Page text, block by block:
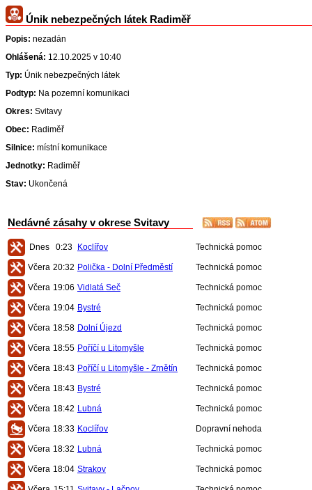
Únik nebezpečných látek Radiměř
Popis: nezadán
Ohlášená: 12.10.2025 v 10:40
Typ: Únik nebezpečných látek
Podtyp: Na pozemní komunikaci
Okres: Svitavy
Obec: Radiměř
Silnice: místní komunikace
Jednotky: Radiměř
Stav: Ukončená
Nedávné zásahy v okrese Svitavy
Dnes 0:23 Koclířov Technická pomoc
Včera 20:32 Polička - Dolní Předměstí Technická pomoc
Včera 19:06 Vidlatá Seč Technická pomoc
Včera 19:04 Bystré Technická pomoc
Včera 18:58 Dolní Újezd Technická pomoc
Včera 18:55 Poříčí u Litomyšle Technická pomoc
Včera 18:43 Poříčí u Litomyšle - Zrnětín Technická pomoc
Včera 18:43 Bystré Technická pomoc
Včera 18:42 Lubná Technická pomoc
Včera 18:33 Koclířov Dopravní nehoda
Včera 18:32 Lubná Technická pomoc
Včera 18:04 Strakov Technická pomoc